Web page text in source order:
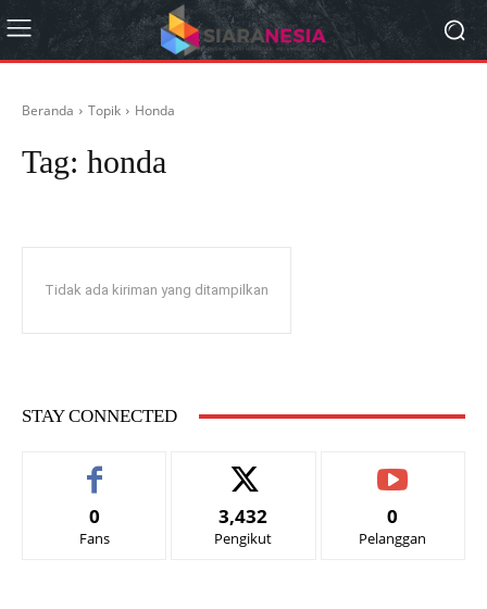
Beranda Topik Honda
Tag: honda
Tidak ada kiriman yang ditampilkan
STAY CONNECTED
0
Fans
3,432
Pengikut
0
Pelanggan